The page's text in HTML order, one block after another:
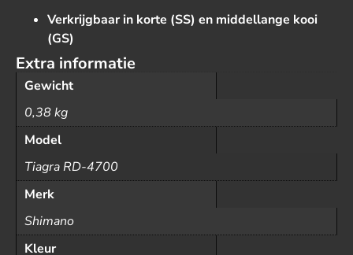
Verkrijgbaar in korte (SS) en middellange kooi
(GS)
Extra informatie
Gewicht
0,38 kg
Model
Tiagra RD-4700
Merk
Shimano
Kleur